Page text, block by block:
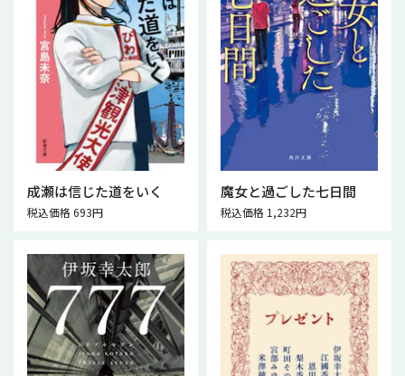
成瀬は信じた道をいく
税込価格 693円
魔女と過ごした七日間
税込価格 1,232円